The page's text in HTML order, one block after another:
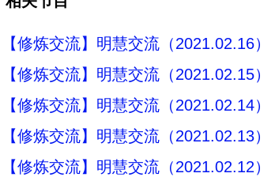
【修炼交流】明慧交流（2021.02.16）
【修炼交流】明慧交流（2021.02.15）
【修炼交流】明慧交流（2021.02.14）
【修炼交流】明慧交流（2021.02.13）
【修炼交流】明慧交流（2021.02.12）